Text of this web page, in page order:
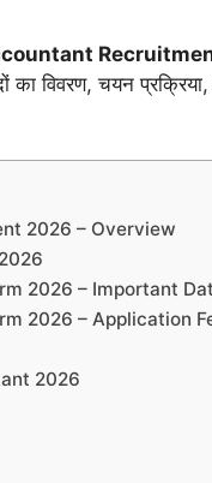
का विवरण, चयन
2026 – Overview
2026 – Important
2026 – Application
2026